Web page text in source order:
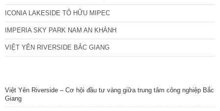
ICONIA LAKESIDE TỐ HỮU MIPEC
IMPERIA SKY PARK NAM AN KHÁNH
VIỆT YÊN RIVERSIDE BẮC GIANG
Việt Yên Riverside – Cơ hội đầu tư vàng giữa trung tâm công nghiệp Bắc
Giang